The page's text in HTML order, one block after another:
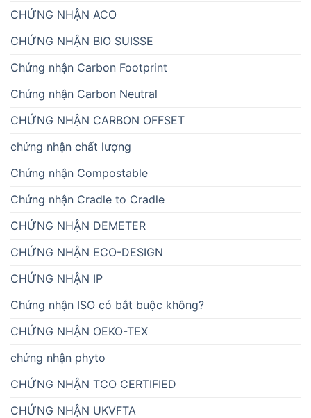
CHỨNG NHẬN ACO
CHỨNG NHẬN BIO SUISSE
Chứng nhận Carbon Footprint
Chứng nhận Carbon Neutral
CHỨNG NHẬN CARBON OFFSET
chứng nhận chất lượng
Chứng nhận Compostable
Chứng nhận Cradle to Cradle
CHỨNG NHẬN DEMETER
CHỨNG NHẬN ECO-DESIGN
CHỨNG NHẬN IP
Chứng nhận ISO có bắt buộc không?
CHỨNG NHẬN OEKO-TEX
chứng nhận phyto
CHỨNG NHẬN TCO CERTIFIED
CHỨNG NHẬN UKVFTA